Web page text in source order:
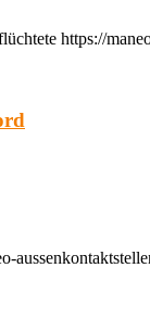
https://